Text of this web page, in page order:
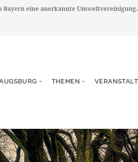
Bayern eine anerkannte Umweltvereinigung.
THEMEN